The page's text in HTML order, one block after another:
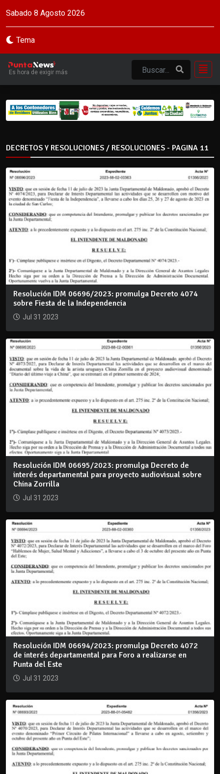
Sabado 8 Agosto 2026
Tema
Es hora de exigir más
DECRETOS Y RESOLUCIONES / RESOLUCIONES - PAGINA 11
Resolución IDM 06696/2023: promulga Decreto 4074
sobre Fiesta de la Independencia
Jul 31 2023
Resolución IDM 06695/2023: promulga Decreto de
interés departamental para proyecto audiovisual sobre
China Zorrilla
Jul 31 2023
Resolución IDM 06694/2023: promulga Decreto 4072
de interés departamental para Foro a realizarse en
Punta del Este
Jul 31 2023